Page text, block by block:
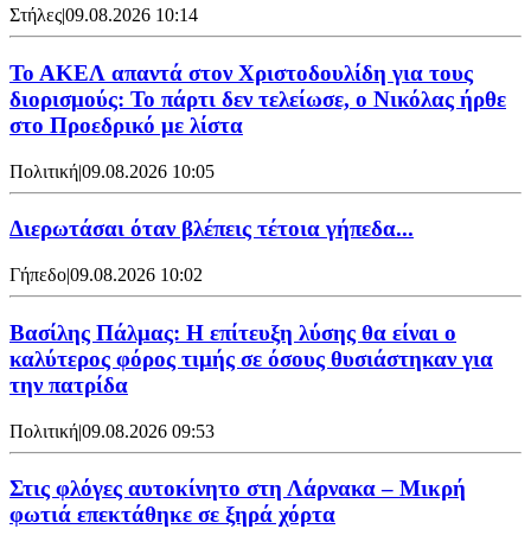
Στήλες|09.08.2026 10:14
Το ΑΚΕΛ απαντά στον Χριστοδουλίδη για τους
διορισμούς: Το πάρτι δεν τελείωσε, ο Νικόλας ήρθε
στο Προεδρικό με λίστα
Πολιτική|09.08.2026 10:05
Διερωτάσαι όταν βλέπεις τέτοια γήπεδα...
Γήπεδο|09.08.2026 10:02
Βασίλης Πάλμας: Η επίτευξη λύσης θα είναι ο
καλύτερος φόρος τιμής σε όσους θυσιάστηκαν για
την πατρίδα
Πολιτική|09.08.2026 09:53
Στις φλόγες αυτοκίνητο στη Λάρνακα – Μικρή
φωτιά επεκτάθηκε σε ξηρά χόρτα